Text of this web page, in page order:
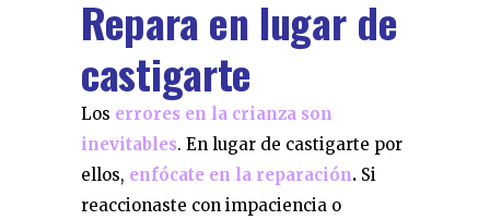
Repara en lugar de
castigarte
Los errores en la crianza son
inevitables. En lugar de castigarte por
ellos, enfócate en la reparación. Si
reaccionaste con impaciencia o